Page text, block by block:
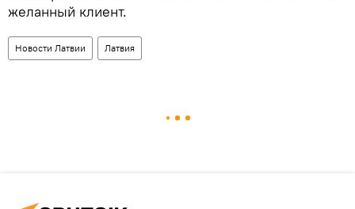
желанный клиент.
Новости Латвии Латвия